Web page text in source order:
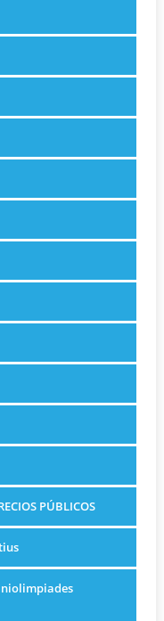
PÚBLICOS